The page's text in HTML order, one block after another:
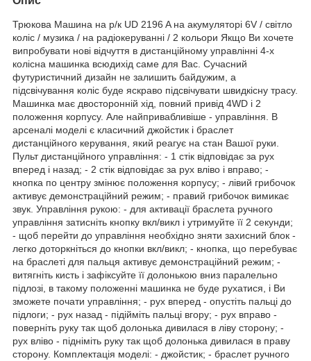
Трюкова Машина на р/к UD 2196 A на акумуляторі 6V / світло
коліс / музика / на радіокеруванні / 2 кольори Якщо Ви хочете
випробувати нові відчуття в дистанційному управлінні 4-х
колісна машинка всюдихід саме для Вас. Сучасний
футуристичний дизайн не залишить байдужим, а
підсвічування коліс буде яскраво підсвічувати швидкісну трасу.
Машинка має двосторонній хід, повний привід 4WD і 2
положення корпусу. Але найпривабливіше - управління. В
арсеналі моделі є класичний джойстик і браслет
дистанційного керування, який реагує на стан Вашої руки.
Пульт дистанційного управління: - 1 стік відповідає за рух
вперед і назад; - 2 стік відповідає за рух вліво і вправо; -
кнопка по центру змінює положення корпусу; - лівий грибочок
активує демонстраційний режим; - правий грибочок вимикає
звук. Управління рукою: - для активації браслета ручного
управління затисніть кнопку вкл/викл і утримуйте її 2 секунди;
- щоб перейти до управління необхідно зняти захисний блок -
легко доторкніться до кнопки вкл/викл; - кнопка, що перебуває
на браслеті для пальця активує демонстраційний режим; -
витягніть кисть і зафіксуйте її долонькою вниз паралельно
підлозі, в такому положенні машинка не буде рухатися, і Ви
зможете почати управління; - рух вперед - опустіть пальці до
підлоги; - рух назад - підійміть пальці вгору; - рух вправо -
поверніть руку так щоб долонька дивилася в ліву сторону; -
рух вліво - підніміть руку так щоб долонька дивилася в праву
сторону. Комплектація моделі: - джойстик; - браслет ручного